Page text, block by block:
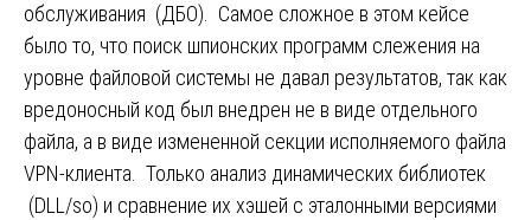
обслуживания (ДБО). Самое сложное в этом кейсе
было то, что поиск шпионских программ слежения на
уровне файловой системы не давал результатов, так как
вредоносный код был внедрен не в виде отдельного
файла, а в виде измененной секции исполняемого файла
VPN-клиента. Только анализ динамических библиотек
(DLL/so) и сравнение их хэшей с эталонными версиями